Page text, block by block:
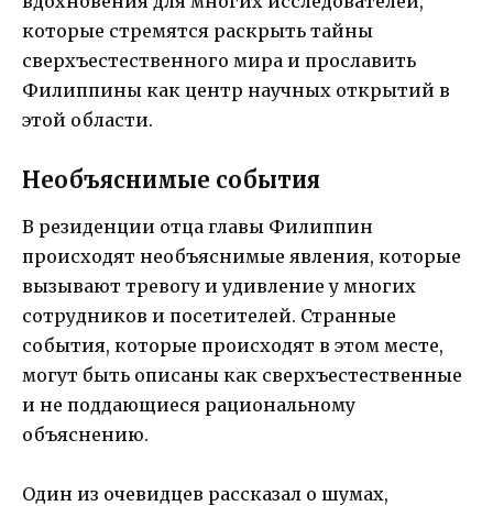
которые стремятся раскрыть тайны
сверхъестественного мира и прославить
Филиппины как центр научных открытий в
этой области.
Необъяснимые события
В резиденции отца главы Филиппин
происходят необъяснимые явления, которые
вызывают тревогу и удивление у многих
сотрудников и посетителей. Странные
события, которые происходят в этом месте,
могут быть описаны как сверхъестественные
и не поддающиеся рациональному
объяснению.
Один из очевидцев рассказал о шумах,